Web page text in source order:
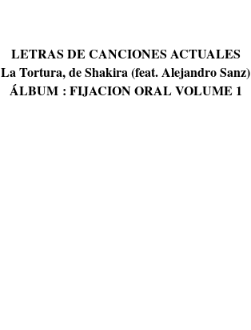
LETRAS DE CANCIONES ACTUALES
La Tortura, de Shakira (feat. Alejandro Sanz)
ÁLBUM : FIJACION ORAL VOLUME 1